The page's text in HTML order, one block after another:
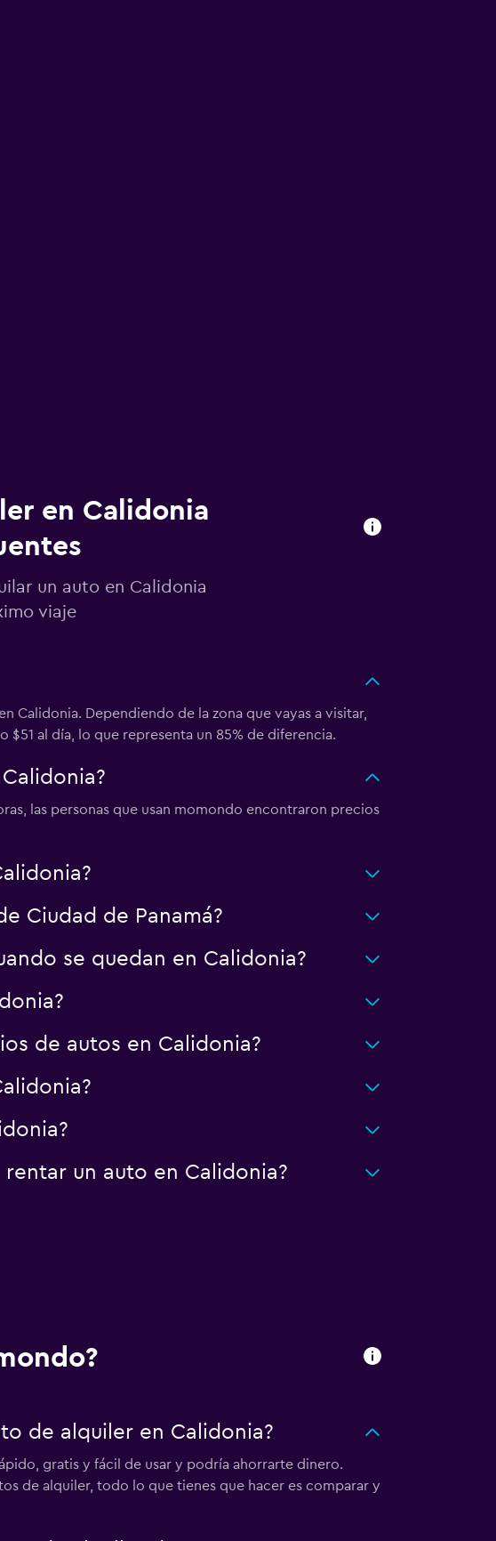
en Calidonia
un auto en Calidonia
viaje
Calidonia. Dependiendo de la zona que vayas a visitar,
al día, lo que representa un 85% de diferencia.
las personas que usan momondo encontraron precios
Ciudad de Panamá?
se quedan en Calidonia?
de autos en Calidonia?
un auto en Calidonia?
de alquiler en Calidonia?
gratis y fácil de usar y podría ahorrarte dinero.
de alquiler, todo lo que tienes que hacer es comparar y